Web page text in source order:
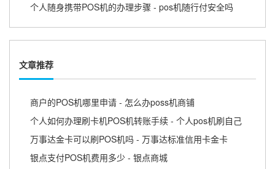
个人随身携带POS机的办理步骤 - pos机随行付安全吗
文章推荐
商户的POS机哪里申请 - 怎么办poss机商铺
个人如何办理刷卡机POS机转账手续 - 个人pos机刷自己
万事达金卡可以刷POS机吗 - 万事达标准信用卡金卡
银点支付POS机费用多少 - 银点商城